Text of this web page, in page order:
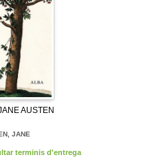
AUSTEN
JANE
terminis d'entrega